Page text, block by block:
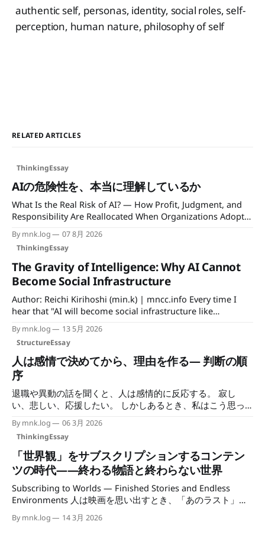
authentic self, personas, identity, social roles, self-
perception, human nature, philosophy of self
RELATED ARTICLES
ThinkingEssay
AIの危険性を、本当に理解しているか
What Is the Real Risk of AI? — How Profit, Judgment, and
Responsibility Are Reallocated When Organizations Adopt
Kirihoshi (mncc.info) AIの危険性というと、まず語られるの
はハルシネーション、情報漏えい、著作権侵害、プロンプト
インジェクションといった言葉である。 もちろん、それら
は重要な問題だ。 しかし、それだけを理解して「AIリスクを
理解している」と考えるのは、まだ十分ではないのではない
か。 AIを企業やシステムに導入するとき、本当に考えるべき
なのは、 AIという不確実なものを組織に組み込んだ結果、利
益・判断・責任がどのように再配置されるのか という問題
だと思う。 AIの危険性は、「AIが間違えること」
By mnk.log
07 8月 2026
ThinkingEssay
The Gravity of Intelligence: Why AI Cannot
Become Social Infrastructure
Author: Reichi Kirihoshi (min.k) | mncc.info Every time I
hear that "AI will become social infrastructure like
Electricity and running water became infrastructure
because they got cheaper the more people used them. AI is
moving in the opposite direction
By mnk.log
13 5月 2026
StructureEssay
人は感情で決めてから、理由を作る— 判断の順
序
退職や異動の話を聞くと、人は感情的に反応する。 寂し
い、悲しい、応援したい。 しかしあるとき、私はこう思っ
そこから、自分の意思決定の構造を分解することになった。
1｜退職イベントへの違和感 送別会、最終日の挨拶、Slackの
退職メッセージ。 これらのイベントに、人は感情を動かさ
れる。私もそうだった。 しかしよく考えると、おかしな部
分がある。退職後も関係が続く人とは続くし、続かない人と
は数ヶ月もすれば記憶も薄れる。つまり退職という出来事
は、関係の実態をほとんど変えない。 変わるのは「会社と
いう場を共有しているかどうか」というだけだ。 にもかか
わらず感情が動くのは、退職というイベントのフォーマット
By mnk.log
06 3月 2026
ThinkingEssay
「世界観」をサブスクリプションするコンテン
ツの時代——終わる物語と終わらない世界
Subscribing to Worlds — Finished Stories and Endless
Environments 人は映画を思い出すとき、「あのラスト」を
言う。 「あの頃、毎日ログインしてた」。 そこに思い出さ
By mnk.log 14 3月 2026